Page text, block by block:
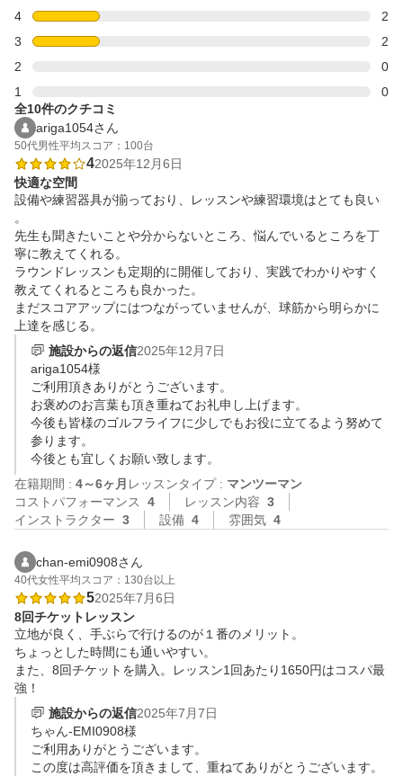
4
2
3
2
2
0
1
0
全10件のクチコミ
ariga1054さん
50代男性平均スコア：100台
42025年12月6日
快適な空間
設備や練習器具が揃っており、レッスンや練習環境はとても良い
。
先生も聞きたいことや分からないところ、悩んでいるところを丁
寧に教えてくれる。
ラウンドレッスンも定期的に開催しており、実践でわかりやすく
教えてくれるところも良かった。
まだスコアアップにはつながっていませんが、球筋から明らかに
上達を感じる。
施設からの返信2025年12月7日
ariga1054様
ご利用頂きありがとうございます。
お褒めのお言葉も頂き重ねてお礼申し上げます。
今後も皆様のゴルフライフに少しでもお役に立てるよう努めて
参ります。
今後とも宜しくお願い致します。
在籍期間 : 4～6ヶ月 レッスンタイプ : マンツーマン
コストパフォーマンス
4 レッスン内容 3
インストラクター 3 設備 4 雰囲気 4
chan-emi0908さん
40代女性平均スコア：130台以上
52025年7月6日
8回チケットレッスン
立地が良く、手ぶらで行けるのが１番のメリット。
ちょっとした時間にも通いやすい。
また、8回チケットを購入。レッスン1回あたり1650円はコスパ最
強！
施設からの返信2025年7月7日
ちゃん-EMI0908様
ご利用ありがとうございます。
この度は高評価を頂きまして、重ねてありがとうございます。